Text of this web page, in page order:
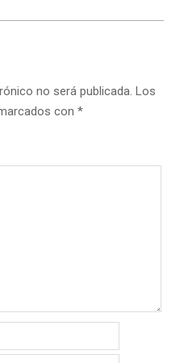
no será publicada. Los
con *